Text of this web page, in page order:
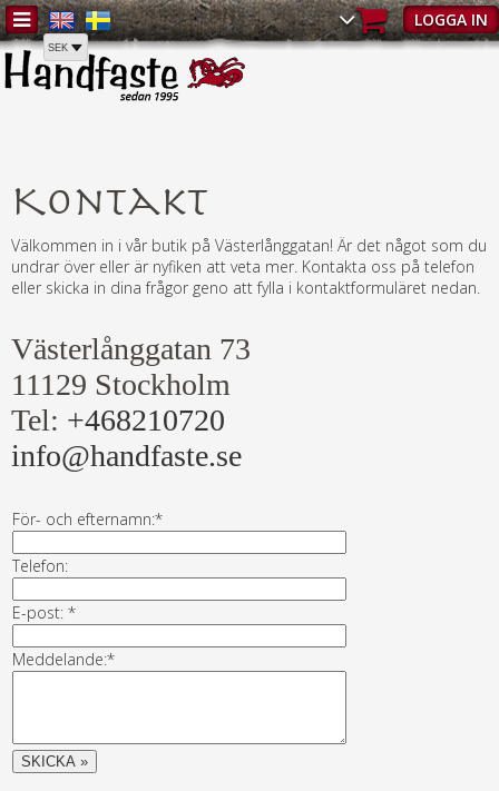
LOGGA IN
Hem/Kontakt
Kontakt
Välkommen in i vår butik på Västerlånggatan! Är det något som du
undrar över eller är nyfiken att veta mer. Kontakta oss på telefon
eller skicka in dina frågor geno att fylla i kontaktformuläret nedan.
Västerlånggatan 73
11129 Stockholm
Tel: +468210720
info@handfaste.se
För- och efternamn:*
Telefon:
E-post: *
Meddelande:*